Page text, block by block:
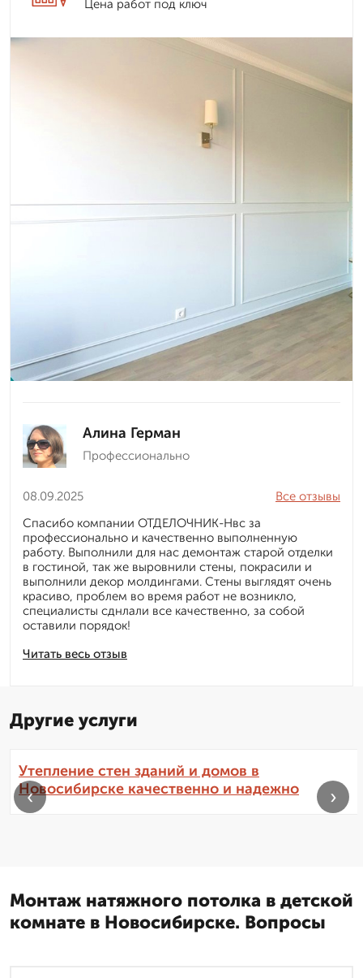
Цена работ под ключ
Алина Герман
Профессионально
08.09.2025
Читать весь отзыв
Все отзывы
Спасибо компании ОТДЕЛОЧНИК-Нвс за
профессионально и качественно выполненную
работу. Выполнили для нас демонтаж старой отделки
в гостиной, так же выровнили стены, покрасили и
выполнили декор молдингами. Стены выглядят очень
красиво, проблем во время работ не возникло,
специалисты сднлали все качественно, за собой
оставили порядок!
Другие услуги
Утепление стен зданий и домов в
Новосибирске качественно и надежно
‹ ›
Монтаж натяжного потолка в детской
комнате в Новосибирске. Вопросы